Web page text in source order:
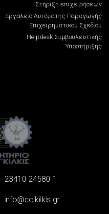
Στήριξη επιχειρήσεων
Εργαλείο Αυτόματης Παραγωγής
Επιχειρηματικού Σχεδίου
Helpdesk Συμβουλευτικής
Υποστήριξης
23410 24580-1
info@ccikilkis.gr